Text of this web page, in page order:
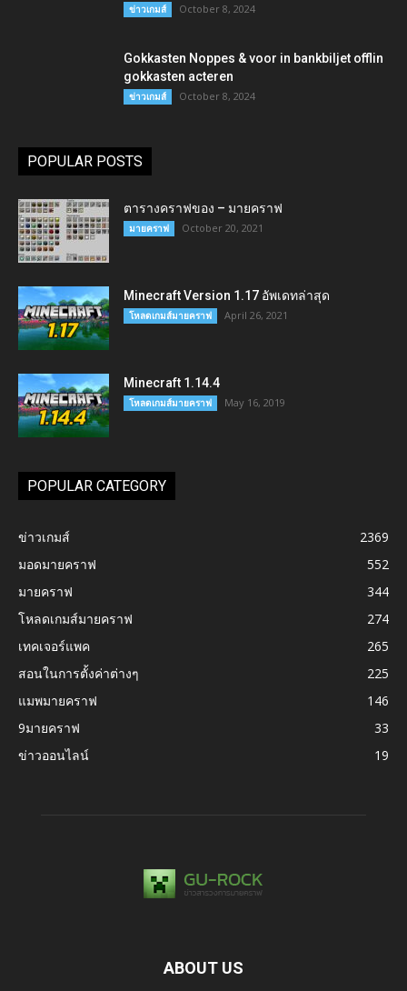
ข่าวเกมส์ October 8, 2024
Gokkasten Noppes & voor in bankbiljet offlin
gokkasten acteren
ข่าวเกมส์ October 8, 2024
POPULAR POSTS
ตารางคราฟของ – มายคราฟ
มายคราฟ October 20, 2021
Minecraft Version 1.17 อัพเดทล่าสุด
โหลดเกมส์มายคราฟ April 26, 2021
Minecraft 1.14.4
โหลดเกมส์มายคราฟ May 16, 2019
POPULAR CATEGORY
ข่าวเกมส์
2369
มอดมายคราฟ
552
มายคราฟ
344
โหลดเกมส์มายคราฟ
274
เทคเจอร์แพค
265
สอนในการตั้งค่าต่างๆ
225
แมพมายคราฟ
146
9มายคราฟ
33
ข่าวออนไลน์
19
ABOUT US